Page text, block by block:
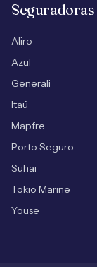
Aliro
Azul
Generali
Itaú
Mapfre
Porto Seguro
Suhai
Tokio Marine
Youse